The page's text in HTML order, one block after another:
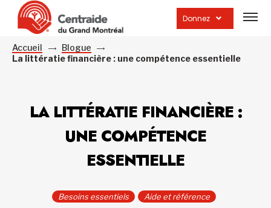
Donnez
la
Accueil
Blogue
La littératie financière : une compétence essentielle
LA LITTÉRATIE FINANCIÈRE :
UNE COMPÉTENCE
ESSENTIELLE
Besoins essentiels Aide et référence